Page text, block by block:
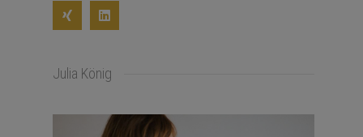
Julia König